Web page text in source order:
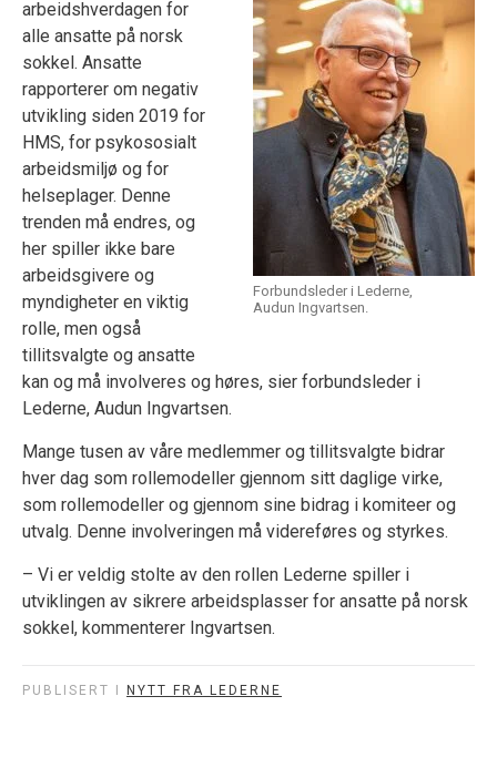
Forbundsleder i Lederne,
Audun Ingvartsen.
arbeidshverdagen for
alle ansatte på norsk
sokkel. Ansatte
rapporterer om negativ
utvikling siden 2019 for
HMS, for psykososialt
arbeidsmiljø og for
helseplager. Denne
trenden må endres, og
her spiller ikke bare
arbeidsgivere og
myndigheter en viktig
rolle, men også
tillitsvalgte og ansatte
kan og må involveres og høres, sier forbundsleder i
Lederne, Audun Ingvartsen.
Mange tusen av våre medlemmer og tillitsvalgte bidrar
hver dag som rollemodeller gjennom sitt daglige virke,
som rollemodeller og gjennom sine bidrag i komiteer og
utvalg. Denne involveringen må videreføres og styrkes.
– Vi er veldig stolte av den rollen Lederne spiller i
utviklingen av sikrere arbeidsplasser for ansatte på norsk
sokkel, kommenterer Ingvartsen.
PUBLISERT I NYTT FRA LEDERNE